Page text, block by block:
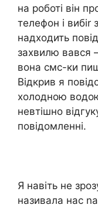
на роботі він
телефон і
надходить
захвилю вався
вона смс-ки
Відкрив я
холодною
невтішно
повідомленні.
Я навіть не
називала нас